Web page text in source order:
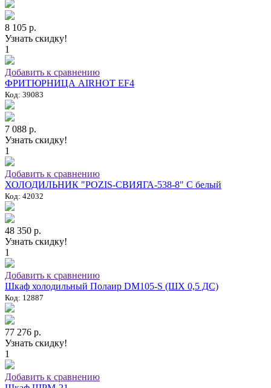
8 105 р.
Узнать скидку!
1
Добавить к сравнению
ФРИТЮРНИЦА AIRHOT EF4
Код: 39083
7 088 р.
Узнать скидку!
1
Добавить к сравнению
ХОЛОДИЛЬНИК "POZIS-СВИЯГА-538-8" C белый
Код: 42032
48 350 р.
Узнать скидку!
1
Добавить к сравнению
Шкаф холодильный Полаир DM105-S (ШХ 0,5 ДС)
Код: 12887
77 276 р.
Узнать скидку!
1
Добавить к сравнению